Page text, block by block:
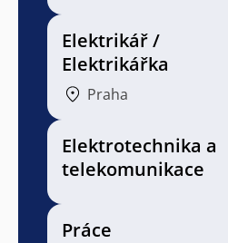
Elektrikář /
Elektrikářka
Praha
Elektrotechnika a
telekomunikace
Práce